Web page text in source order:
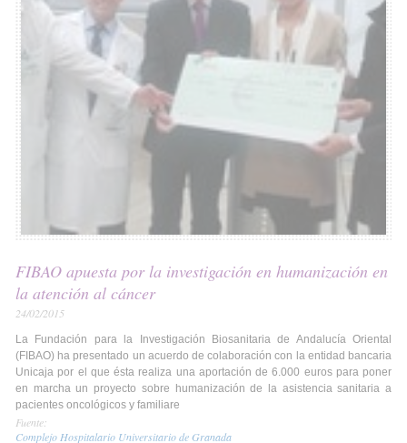
FIBAO apuesta por la investigación en humanización en
la atención al cáncer
24/02/2015
La Fundación para la Investigación Biosanitaria de Andalucía Oriental
(FIBAO) ha presentado un acuerdo de colaboración con la entidad bancaria
Unicaja por el que ésta realiza una aportación de 6.000 euros para poner
en marcha un proyecto sobre humanización de la asistencia sanitaria a
pacientes oncológicos y familiare
Fuente:
Complejo Hospitalario Universitario de Granada